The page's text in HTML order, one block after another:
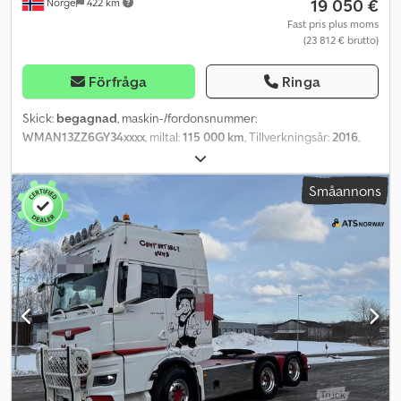
Trumbromsar = Mer information = Hytt: Daghytt Fjädring:
bladfjäder Tjänstevikt: 10 655 kg Lastkapacitet: 7 945 kg Totalvikt:
19 050 €
Fast pris plus moms
(23 812 € brutto)
Förfråga Ringa
Skick: begagnad, maskin-/fordonsnummer:
WMAN13ZZ6GY34xxxx, miltal:115 000 km, Tillverkningsår:2016,
Var god ange referensnumret vid förfrågan: 23311 Specifikationer:
• Årsmodell: 2016 • Ca 115 000 km • Automatväxellåda • Däck (se
bilder) • Sido­dörr • 1 500 kg Zepro bakgavellyft • Ulefoss
skåpbyggnation från 2016 • Backkamera • Invändig längd: ca 616
cm • Invändig höjd: ca 229 cm • Euro 6 • Längd: 812 cm • Bredd: 255
cm • Axelavstånd: 420 cm • Egenvikt: 5 850 kg • 4x2 • 220 hk •
Radio/CD • AC/klimatanläggning Beskrivning: MAN TGL 8.220 4x2
skåpbil från 2016 med 7,5 ton tillåten totalvikt. Fordonet har
endast kört 115 000 km. Vissa skador på skåpet, se bilder. Snabb
leverans möjlig. Km: 115000 Hk: 220 Besiktigad: Ja Egenvikt: 5850
Bredd: 255 Längd: 812 Invändig längd: 616 Invändig höjd: 229 Euro:
6 Modell: TGL 8.220 4x2 skåpbil Växellåda: automat Credpfozqkgtjx
Am Rjf = Ytterligare information = Kontakta ATS Norway för mer
Småannons